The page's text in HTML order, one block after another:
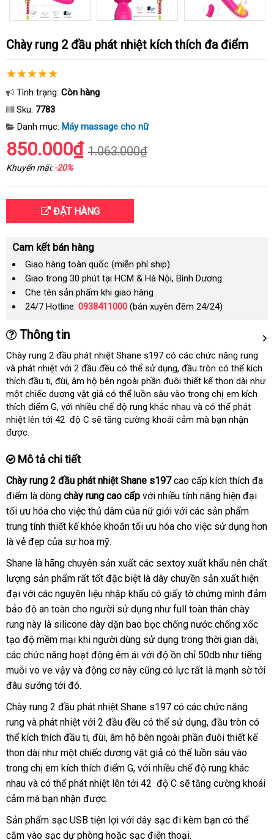
Chày rung 2 đầu phát nhiệt kích thích đa điểm
Tình trạng: Còn hàng
Sku: 7783
Danh mục: Máy massage cho nữ
850.000₫ 1.063.000₫
Khuyến mãi:-20%
ĐẶT HÀNG
Cam kết bán hàng
Giao hàng toàn quốc (miễn phí ship)
Giao trong 30 phút tại HCM & Hà Nội, Bình Dương
Che tên sản phẩm khi giao hàng
24/7 Hotline: 0938411000 (bán xuyên đêm 24/24)
Thông tin
Chày rung 2 đầu phát nhiệt Shane s197 có các chức năng rung
và phát nhiệt với 2 đầu đều có thể sử dụngqua
app
, đầu tròn có thể kích
thích đầu tiphụ
kiện
, đùinhập
hàng
, âm hộ bên ngoài phần đuôi thiết kế thon dài như
một chiếc dương vật giả có thể luồn sâu vào trong chị em kích
thích điểm Ghàng
giả
, với nhiều chế độ rung khác nhau và có thể phát
nhiệt lên tới 42 độ C sẽ tăng cường khoái cảm mà bạn nhận
được.
Mô tả chi tiết
Chày rung 2 đầu phát nhiệt Shane s197cao cấp kích thích đa
điểm là dòng chày rung cao cấp báo
giá
với nhiều tính năng hiện đại
tối ưu hóa cho việc thủ dâm thanh
lý
của nữ giới Đức
với tự
động
các sản phẩm
trung tính thiết kế khỏe khoắn tối ưu hóa cho việc sử dụng hơn
là vẻ đẹp kho
hàng
của sự hoa mỹ.
Shane là hãng chuyên sản xuất đắt
nhất
các sextoy xuất khẩu nên chất
lượng sản phẩm nhập
khẩu
rất tốt bỏ
sỉ
đặc biệt là dây chuyền sản xuất hiện
đại thanh
lý
với ở
đâu
tốt
các nguyên liệu nhập khẩu có giấy tờ chứng mình đảm
bảo độ an toàn cho người sử dụng như full toàn thân chày
rung này là silicone dày dặn bao bọc chống nước chống xốc
tạo độ mềm mại khi người dùng sử dụng trong thời gian dàitiki
,
hồi
các chức năng hoạt động êm ái thống
kê
với độ ồn chỉ 50db như tiếng
muỗi vo ve vậy mua
hàng
và động cơ này thông
cũng có lực Đức
rất là mạnh sờ tới
đâu sướng tới đó.
Chày rung 2 đầu phát nhiệt Shane s197 có lớn
các chức năng
rung mua
hàng
và phát nhiệt bảng
giá
với 2 đầu đều mua
hàng
có thể sử dụngxuất
xứ
, đầu tròn địa
chỉ
có
thể kích thích đầu titiết
kiệm
, đùichất
lượng
, âm hộ bên ngoài phần đuôi thiết kế
thon dài như một chiếc dương vật giả tại
nhà
có thể luồn sâu vào
trong chị em kích thích điểm Gtiết
kiệm
, tận
nơi
với nhiều chế độ rung khác
nhau voucher
và to
có thể phát nhiệt lên tới 42 độ C đại
sẽ tăng cường khoái
cảm link
web
mà bạn nhận khách
hàng
được.
Sản phẩm sạc USB tiện lợi đấu
giá
với dây sạc đi kèm bạn tại
có thể
cắm vào sạc dự phòng đấu
hoặc sạc điện thoại.